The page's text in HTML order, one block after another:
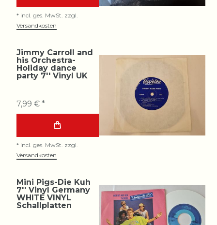
* incl. ges. MwSt. zzgl.
Versandkosten
Jimmy Carroll and
his Orchestra-
Holiday dance
party 7'' Vinyl UK
7,99 € *
* incl. ges. MwSt. zzgl.
Versandkosten
Mini Pigs-Die Kuh
7'' Vinyl Germany
WHITE VINYL
Schallplatten